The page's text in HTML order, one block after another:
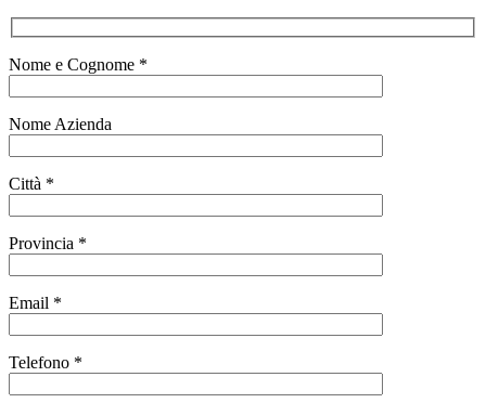
Nome e Cognome *
Nome Azienda
Città *
Provincia *
Email *
Telefono *